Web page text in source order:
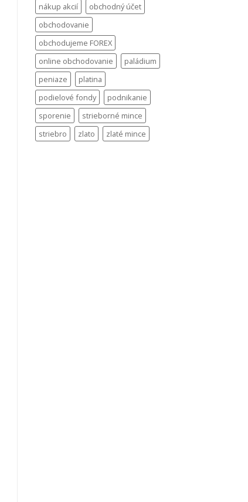
nákup akcií
obchodný účet
obchodovanie
obchodujeme FOREX
online obchodovanie
paládium
peniaze
platina
podielové fondy
podnikanie
sporenie
strieborné mince
striebro
zlato zlaté mince